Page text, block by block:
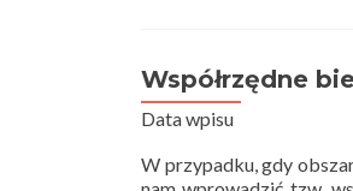
Współrzędne
Data wpisu
W przypadku, gdy